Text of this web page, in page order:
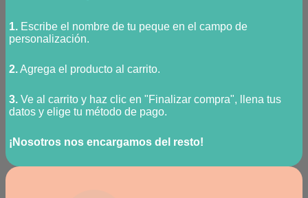
1. Escribe el nombre de tu peque en el campo de
personalización.
2.Agrega el producto al carrito.
3. Ve al carrito y haz clic en "Finalizar compra", llena tus
datos y elige tu método de pago.
¡Nosotros nos encargamos del resto!